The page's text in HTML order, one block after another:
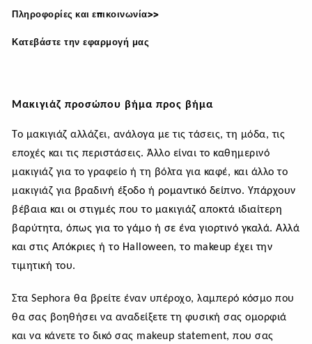
Πληροφορίες και επικοινωνία>>
Κατεβάστε την εφαρμογή μας
Μακιγιάζ προσώπου βήμα προς βήμα
Το μακιγιάζ αλλάζει, ανάλογα με τις τάσεις, τη μόδα, τις
εποχές και τις περιστάσεις. Άλλο είναι το καθημερινό
μακιγιάζ για το γραφείο ή τη βόλτα για καφέ, και άλλο το
μακιγιάζ για βραδινή έξοδο ή ρομαντικό δείπνο. Υπάρχουν
βέβαια και οι στιγμές που το μακιγιάζ αποκτά ιδιαίτερη
βαρύτητα, όπως για το γάμο ή σε ένα γιορτινό γκαλά. Αλλά
και στις Απόκριες ή το Halloween, το makeup έχει την
τιμητική του.
Στα Sephora θα βρείτε έναν υπέροχο, λαμπερό κόσμο που
θα σας βοηθήσει να αναδείξετε τη φυσική σας ομορφιά
και να κάνετε το δικό σας makeup statement, που σας